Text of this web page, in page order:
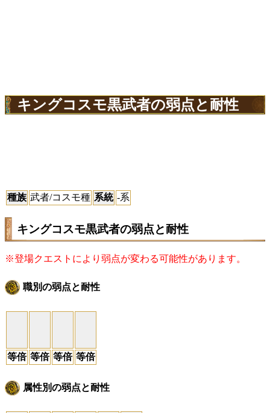
キングコスモ黒武者の弱点と耐性
種族 武者/コスモ種 系統 -系
キングコスモ黒武者の弱点と耐性
※登場クエストにより弱点が変わる可能性があります。
職別の弱点と耐性
等倍 等倍 等倍 等倍
属性別の弱点と耐性